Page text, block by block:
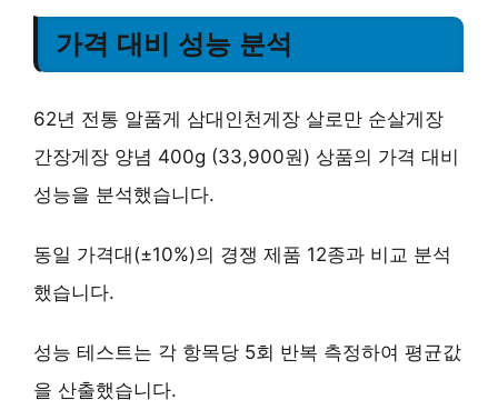
가격 대비 성능 분석
62년 전통 알품게 삼대인천게장 살로만 순살게장
간장게장 양념 400g (33,900원) 상품의 가격 대비
성능을 분석했습니다.
동일 가격대(±10%)의 경쟁 제품 12종과 비교 분석
했습니다.
성능 테스트는 각 항목당 5회 반복 측정하여 평균값
을 산출했습니다.